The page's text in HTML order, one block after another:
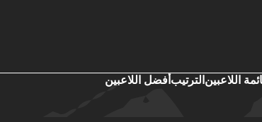
اللاعبين الترتيب أفضل اللاعبين